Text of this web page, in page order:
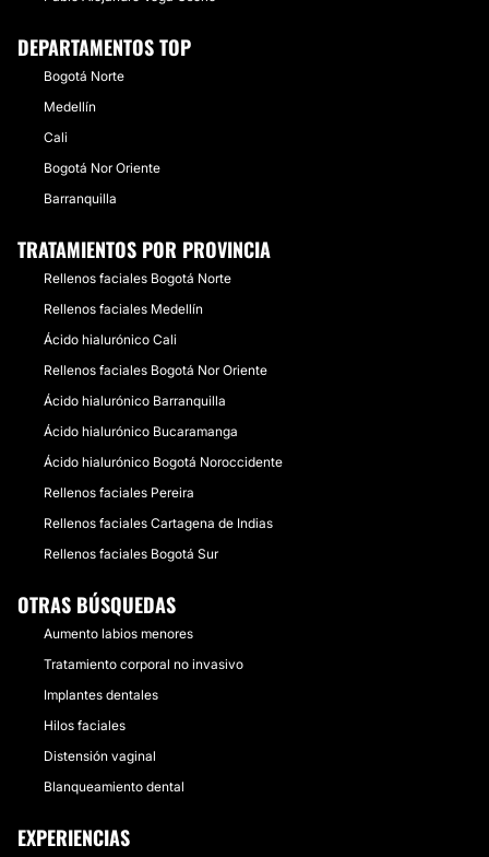
DEPARTAMENTOS TOP
Bogotá Norte
Medellín
Cali
Bogotá Nor Oriente
Barranquilla
TRATAMIENTOS POR PROVINCIA
Rellenos faciales Bogotá Norte
Rellenos faciales Medellín
Ácido hialurónico Cali
Rellenos faciales Bogotá Nor Oriente
Ácido hialurónico Barranquilla
Ácido hialurónico Bucaramanga
Ácido hialurónico Bogotá Noroccidente
Rellenos faciales Pereira
Rellenos faciales Cartagena de Indias
Rellenos faciales Bogotá Sur
OTRAS BÚSQUEDAS
Aumento labios menores
Tratamiento corporal no invasivo
Implantes dentales
Hilos faciales
Distensión vaginal
Blanqueamiento dental
EXPERIENCIAS